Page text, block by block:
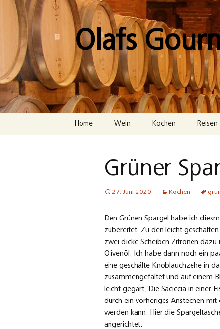
springen
Olafs
Home Wein Kochen Reisen
Grüner
27. Juni 2020 Kochen
Den Grünen Spargel habe ich
zubereitet. Zu den leicht
zwei dicke Scheiben Zitronen
Olivenöl. Ich habe dann noch ein
eine geschälte Knoblauchzehe in
zusammengefaltet und auf einem
leicht gegart. Die Saciccia in einer
durch ein vorheriges Anstechen
werden kann. Hier die
angerichtet: